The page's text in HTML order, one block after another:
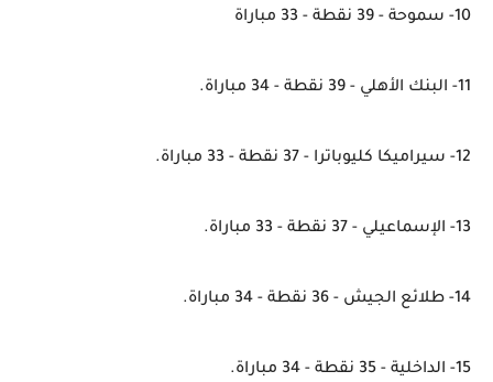
10- سموحة - 39 نقطة - 33 مباراة
11- البنك الأهلي - 39 نقطة - 34 مباراة.
12- سيراميكا كليوباترا - 37 نقطة - 33 مباراة.
13- الإسماعيلي - 37 نقطة - 33 مباراة.
14- طلائع الجيش - 36 نقطة - 34 مباراة.
15- الداخلية - 35 نقطة - 34 مباراة.